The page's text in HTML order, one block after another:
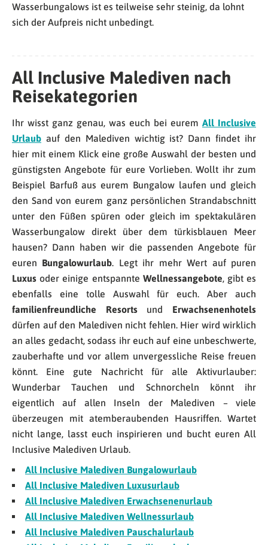
Wasserbungalows ist es teilweise sehr steinig, da lohnt
sich der Aufpreis nicht unbedingt.
All Inclusive Malediven nach
Reisekategorien
Ihr wisst ganz genau, was euch bei eurem All Inclusive
Urlaub auf den Malediven wichtig ist? Dann findet ihr
hier mit einem Klick eine große Auswahl der besten und
günstigsten Angebote für eure Vorlieben. Wollt ihr zum
Beispiel Barfuß aus eurem Bungalow laufen und gleich
den Sand von eurem ganz persönlichen Strandabschnitt
unter den Füßen spüren oder gleich im spektakulären
Wasserbungalow direkt über dem türkisblauen Meer
hausen? Dann haben wir die passenden Angebote für
euren Bungalowurlaub. Legt ihr mehr Wert auf puren
Luxus oder einige entspannte Wellnessangebote, gibt es
ebenfalls eine tolle Auswahl für euch. Aber auch
familienfreundliche Resortsund Erwachsenenhotels
dürfen auf den Malediven nicht fehlen. Hier wird wirklich
an alles gedacht, sodass ihr euch auf eine unbeschwerte,
zauberhafte und vor allem unvergessliche Reise freuen
könnt. Eine gute Nachricht für alle Aktivurlauber:
Wunderbar Tauchen und Schnorcheln könnt ihr
eigentlich auf allen Inseln der Malediven – viele
überzeugen mit atemberaubenden Hausriffen. Wartet
nicht lange, lasst euch inspirieren und bucht euren All
Inclusive Malediven Urlaub.
All Inclusive Malediven Bungalowurlaub
All Inclusive Malediven Luxusurlaub
All Inclusive Malediven Erwachsenenurlaub
All Inclusive Malediven Wellnessurlaub
All Inclusive Malediven Pauschalurlaub